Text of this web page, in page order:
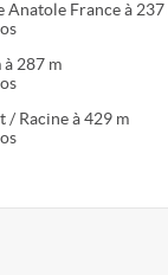
Anatole France à 237
à 287 m
/ Racine à 429 m